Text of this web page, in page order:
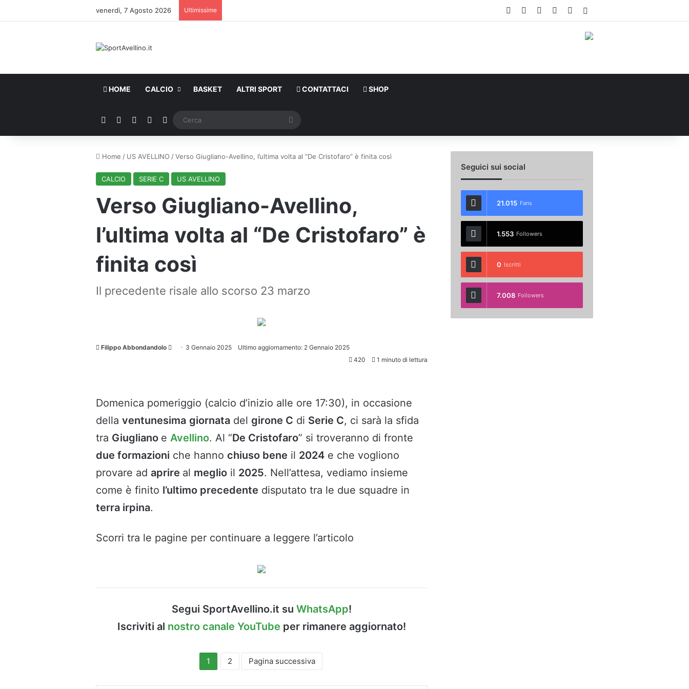
venerdì, 7 Agosto 2026 Ultimissime Facebook You TubeInstagramWhatsApp
HOME CALCIO BASKET ALTRI SPORT CONTATTACI SHOP
Facebook You TubeInstagram
WhatsApp Cerca
Home / US AVELLINO /Verso Giugliano-Avellino, l’ultima volta al “De Cristofaro” è finita così
CALCIO SERIE C US AVELLINO
Verso Giugliano-Avellino,
l’ultima volta al “De Cristofaro” è
finita così
Il precedente risale allo scorso 23 marzo
Filippo Abbondandolo
Invia 3 Gennaio 2025
Ultimo aggiornamento: 2 Gennaio 2025
420
1 minuto di lettura
Domenica pomeriggio (calcio d’inizio alle ore 17:30), in occasione
della ventunesima giornata del girone C di Serie C, ci sarà la sfida
tra Giugliano e Avellino. Al “De Cristofaro” si troveranno di fronte
due formazioni che hanno chiuso bene il 2024 e che vogliono
provare ad aprire al meglio il 2025. Nell’attesa, vediamo insieme
come è finito l’ultimo precedente disputato tra le due squadre in
terra irpina.
Scorri tra le pagine per continuare a leggere l’articolo
Segui SportAvellino.it su WhatsApp!
Iscriviti al nostro canale YouTube per rimanere aggiornato!
1 2 Pagina successiva
Seguici sui social
21.015 Fans
1.553 Followers
0 Iscritti
7.008 Followers